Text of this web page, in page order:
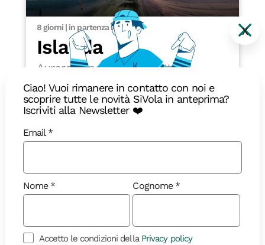
8 giorni | in partenza il 11/10
Islanda
Aurora Expedition e Grotte di
Ghiaccio
2090 €
18-40
X
Ciao! Vuoi rimanere in contatto con noi e
scoprire tutte le novità SiVola in anteprima?
Iscriviti alla Newsletter ❤️
Email
Nome Cognome
Accetto le condizioni della Privacy policy